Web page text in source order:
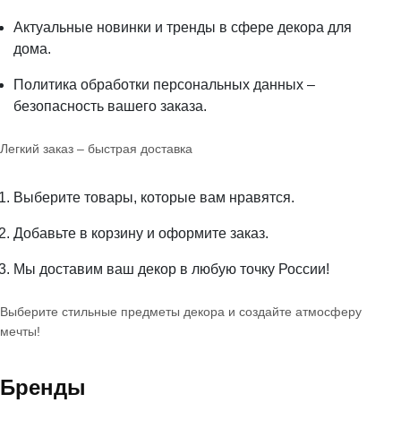
Актуальные новинки и тренды в сфере декора для
дома.
Политика обработки персональных данных –
безопасность вашего заказа.
Легкий заказ – быстрая доставка
Выберите товары, которые вам нравятся.
Добавьте в корзину и оформите заказ.
Мы доставим ваш декор в любую точку России!
Выберите стильные предметы декора и создайте атмосферу
мечты!
Бренды